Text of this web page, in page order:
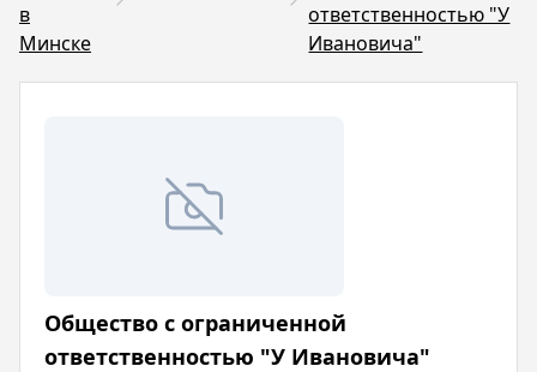
в
Минске
ответственностью "У
Ивановича"
Общество с ограниченной
ответственностью "У Ивановича"